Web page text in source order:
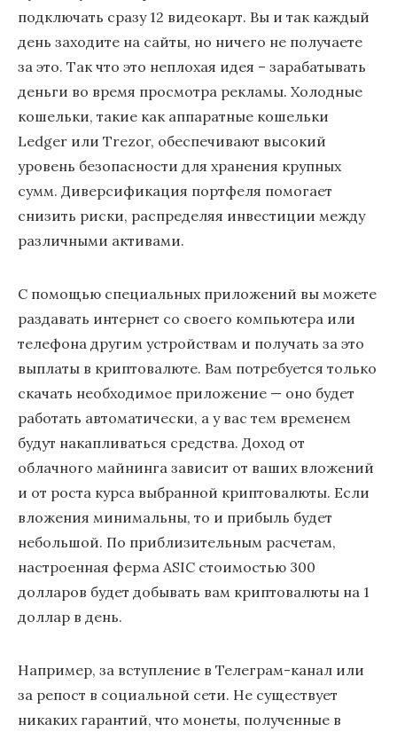
подключать сразу 12 видеокарт. Вы и так каждый
день заходите на сайты, но ничего не получаете
за это. Так что это неплохая идея – зарабатывать
деньги во время просмотра рекламы. Холодные
кошельки, такие как аппаратные кошельки
Ledger или Trezor, обеспечивают высокий
уровень безопасности для хранения крупных
сумм. Диверсификация портфеля помогает
снизить риски, распределяя инвестиции между
различными активами.
С помощью специальных приложений вы можете
раздавать интернет со своего компьютера или
телефона другим устройствам и получать за это
выплаты в криптовалюте. Вам потребуется только
скачать необходимое приложение — оно будет
работать автоматически, а у вас тем временем
будут накапливаться средства. Доход от
облачного майнинга зависит от ваших вложений
и от роста курса выбранной криптовалюты. Если
вложения минимальны, то и прибыль будет
небольшой. По приблизительным расчетам,
настроенная ферма ASIC стоимостью 300
долларов будет добывать вам криптовалюты на 1
доллар в день.
Например, за вступление в Телеграм-канал или
за репост в социальной сети. Не существует
никаких гарантий, что монеты, полученные в